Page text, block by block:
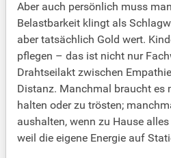
Aber auch persönlich muss
Belastbarkeit klingt als
aber tatsächlich Gold wert.
pflegen – das ist nicht nur
Drahtseilakt zwischen
Distanz. Manchmal braucht es
halten oder zu trösten;
aushalten, wenn zu Hause
weil die eigene Energie auf